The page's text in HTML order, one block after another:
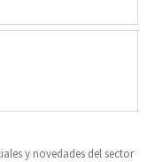
y novedades del sector